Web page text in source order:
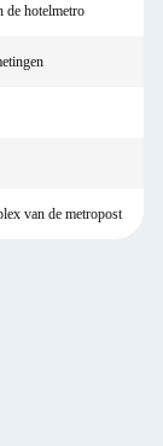
de hotelmetro
van de metropost